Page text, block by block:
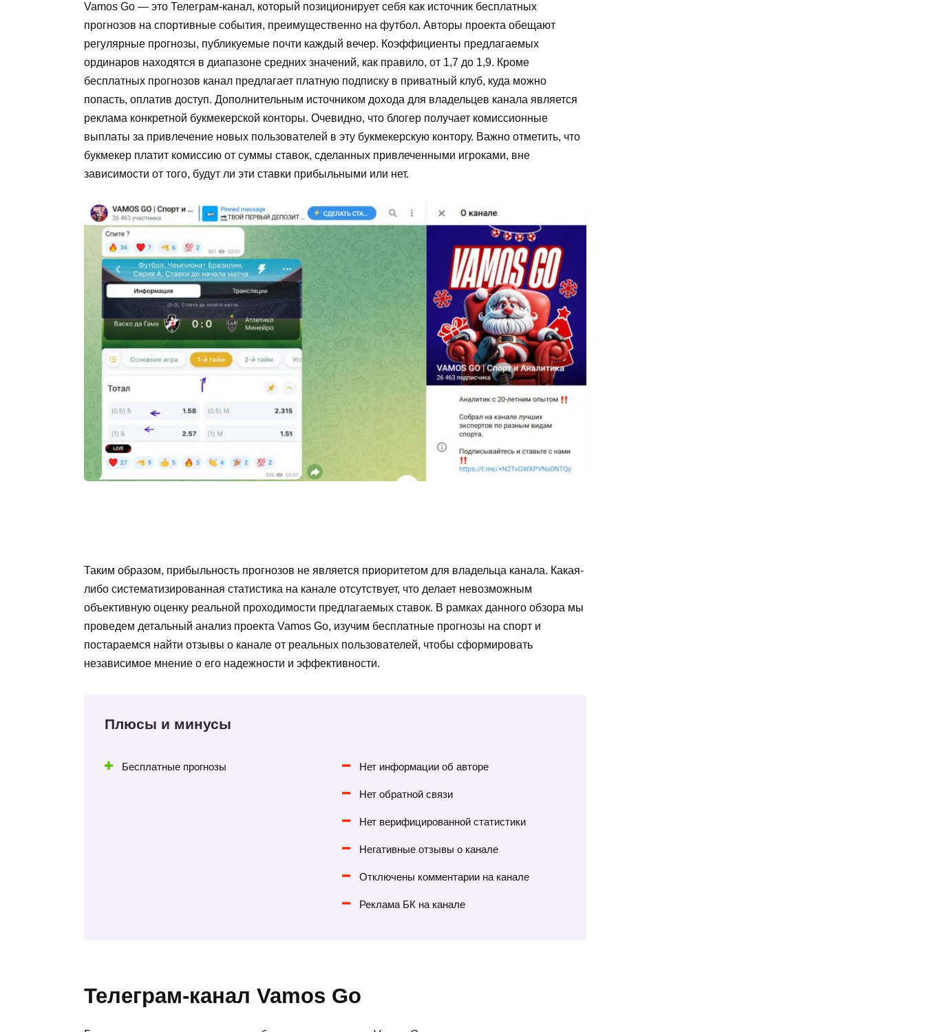
Анализ активности подписчиков в ТГ-канале Vamos Go
Контакты проекта Vamos Go
Отзывы о проекте Vamos Go от реальных клиентов
Выводы
Vamos Go — это Телеграм-канал, который позиционирует себя как источник бесплатных
прогнозов на спортивные события, преимущественно на футбол. Авторы проекта обещают
регулярные прогнозы, публикуемые почти каждый вечер. Коэффициенты предлагаемых
ординаров находятся в диапазоне средних значений, как правило, от 1,7 до 1,9. Кроме
бесплатных прогнозов канал предлагает платную подписку в приватный клуб, куда можно
попасть, оплатив доступ. Дополнительным источником дохода для владельцев канала является
реклама конкретной букмекерской конторы. Очевидно, что блогер получает комиссионные
выплаты за привлечение новых пользователей в эту букмекерскую контору. Важно отметить, что
букмекер платит комиссию от суммы ставок, сделанных привлеченными игроками, вне
зависимости от того, будут ли эти ставки прибыльными или нет.
Таким образом, прибыльность прогнозов не является приоритетом для владельца канала. Какая-
либо систематизированная статистика на канале отсутствует, что делает невозможным
объективную оценку реальной проходимости предлагаемых ставок. В рамках данного обзора мы
проведем детальный анализ проекта Vamos Go, изучим бесплатные прогнозы на спорт и
постараемся найти отзывы о канале от реальных пользователей, чтобы сформировать
независимое мнение о его надежности и эффективности.
Плюсы и минусы
Бесплатные прогнозы Нет информации об авторе
Нет обратной связи
Нет верифицированной статистики
Негативные отзывы о канале
Отключены комментарии на канале
Реклама БК на канале
Телеграм-канал Vamos Go